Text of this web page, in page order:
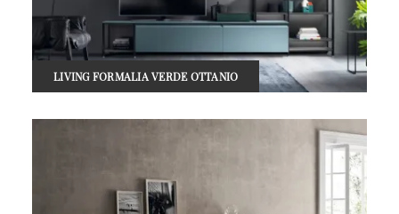
LIVING FORMALIA VERDE OTTANIO